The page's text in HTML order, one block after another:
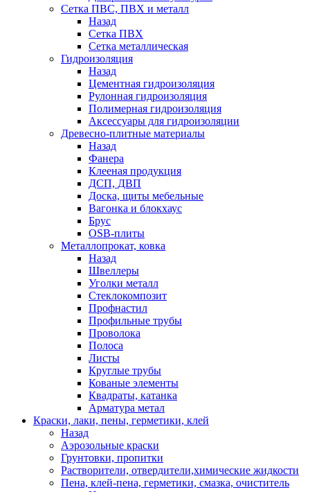
Сетка ПВС, ПВХ и металл
Назад
Сетка ПВХ
Сетка металлическая
Гидроизоляция
Назад
Цементная гидроизоляция
Рулонная гидроизоляция
Полимерная гидроизоляция
Аксессуары для гидроизоляции
Древесно-плитные материалы
Назад
Фанера
Клееная продукция
ДСП, ДВП
Доска, щиты мебельные
Вагонка и блокхаус
Брус
OSB-плиты
Металлопрокат, ковка
Назад
Швеллеры
Уголки металл
Стеклокомпозит
Профнастил
Профильные трубы
Проволока
Полоса
Листы
Круглые трубы
Кованые элементы
Квадраты, катанка
Арматура метал
Краски, лаки, пены, герметики, клей
Назад
Аэрозольные краски
Грунтовки, пропитки
Растворители, отвердители,химические жидкости
Пена, клей-пена, герметики, смазка, очиститель